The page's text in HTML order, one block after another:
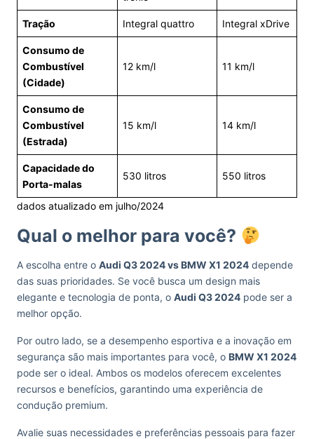
Tração Integral quattro Integral xDrive
Consumo de
Combustível
(Cidade)
12 km/l 11 km/l
Consumo de
Combustível
(Estrada)
15 km/l 14 km/l
Capacidade do
Porta-malas
530 litros 550 litros
dados atualizado em julho/2024
Qual o melhor para você?
A escolha entre o Audi Q3 2024 vs BMW X1 2024 depende
das suas prioridades. Se você busca um design mais
elegante e tecnologia de ponta, o Audi Q3 2024 pode ser a
melhor opção.
Por outro lado, se a desempenho esportiva e a inovação em
segurança são mais importantes para você, o BMW X1 2024
pode ser o ideal. Ambos os modelos oferecem excelentes
recursos e benefícios, garantindo uma experiência de
condução premium.
Avalie suas necessidades e preferências pessoais para fazer